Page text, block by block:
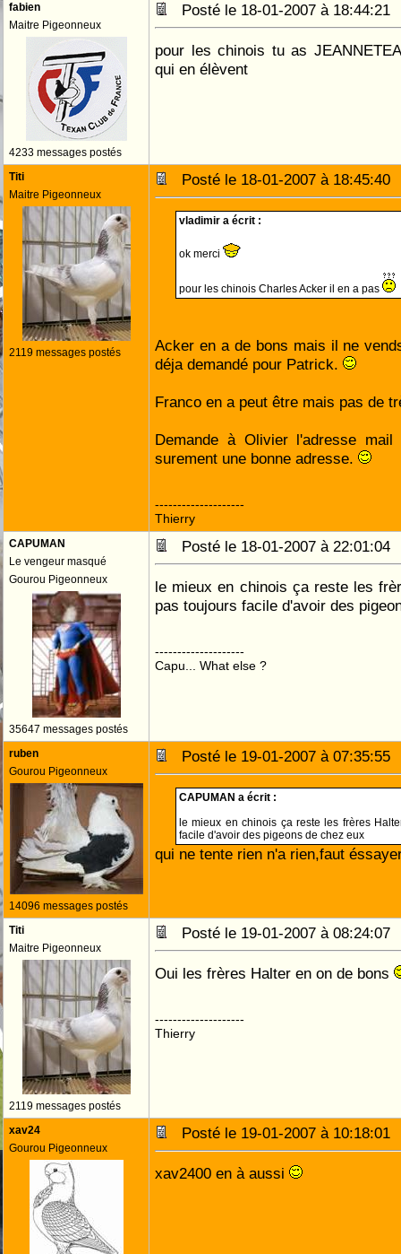
fabien
Maitre Pigeonneux
4233 messages postés
Posté le 18-01-2007 à
pour les chinois tu as
qui en élèvent
Titi
Maitre Pigeonneux
2119 messages postés
Posté le 18-01-2007 à
vladimir a écrit :
ok merci
pour les chinois Charles Acker il en a pas
Acker en a de bons mais il ne
déja demandé pour Patrick.
Franco en a peut être mais pas de
Demande à Olivier l'adresse
surement une bonne adresse.
--------------------
Thierry
CAPUMAN
Le vengeur masqué
Gourou Pigeonneux
35647 messages postés
Posté le 18-01-2007 à
le mieux en chinois ça reste les
pas toujours facile d'avoir des
--------------------
Capu... What else ?
ruben
Gourou Pigeonneux
14096 messages postés
Posté le 19-01-2007 à
CAPUMAN a écrit :
le mieux en chinois ça reste les frères
facile d'avoir des pigeons de chez eux
qui ne tente rien n'a rien,faut
Titi
Maitre Pigeonneux
2119 messages postés
Posté le 19-01-2007 à
Oui les frères Halter en on de bons
--------------------
Thierry
xav24
Gourou Pigeonneux
Posté le 19-01-2007 à
xav2400 en à aussi